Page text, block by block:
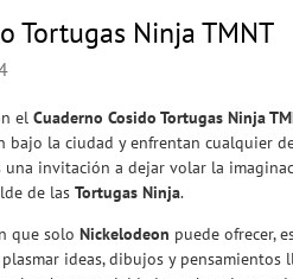
Tortugas Ninja TMNT
el Cuaderno Cosido Tortugas Ninja
bajo la ciudad y enfrentan cualquier
una invitación a dejar volar la
de las Tortugas Ninja.
que solo Nickelodeon puede ofrecer,
ideas, dibujos y pensamientos